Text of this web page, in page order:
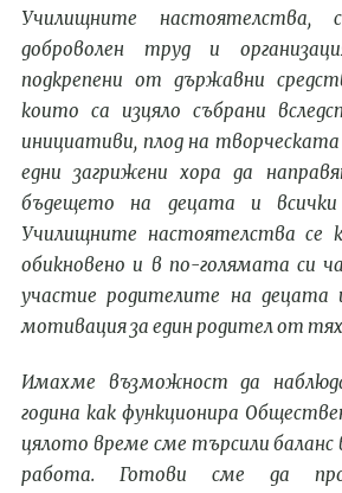
Училищните настоятелства,
доброволен труд и
подкрепени от държавни
които са изцяло събрани
инициативи, плод на
едни загрижени хора да
бъдещето на децата и
Училищните настоятелства се
обикновено и в по-голямата си
участие родителите на децата
мотивация за един родител от
Имахме възможност да
година как функционира О
цялото време сме търсили
работа. Готови сме да